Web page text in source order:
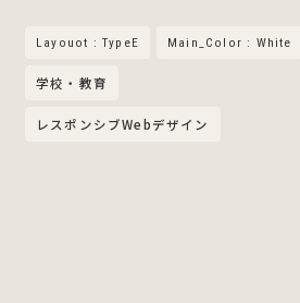
Layouot : TypeE Main_Color : White
学校・教育
レスポンシブWebデザイン